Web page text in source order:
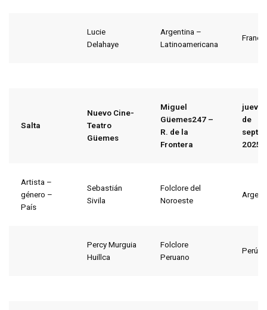
Lucie
Delahaye
Argentina –
Latinoamericana
Francia
Salta
Nuevo Cine-
Teatro
Güemes
Miguel
Güemes247 –
R. de la
Frontera
de
2025
Artista –
género –
País
Sebastián
Sivila
Folclore del
Noroeste
Percy Murguia
Huillca
Folclore
Peruano
Perú